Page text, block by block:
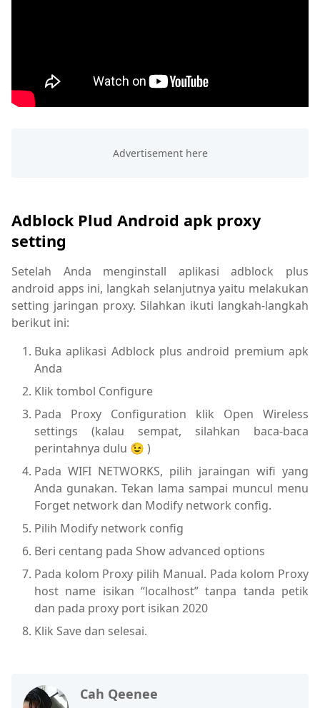
Adblock Plud Android apk proxy
setting
Setelah Anda menginstall aplikasi adblock plus
android apps ini, langkah selanjutnya yaitu melakukan
setting jaringan proxy. Silahkan ikuti langkah-langkah
berikut ini:
Buka aplikasi Adblock plus android premium apk
Anda
Klik tombol Configure
Pada Proxy Configuration klik Open Wireless
settings (kalau sempat, silahkan baca-baca
perintahnya dulu 😉 )
Pada WIFI NETWORKS, pilih jaraingan wifi yang
Anda gunakan. Tekan lama sampai muncul menu
Forget network dan Modify network config.
Pilih Modify network config
Beri centang pada Show advanced options
Pada kolom Proxy pilih Manual. Pada kolom Proxy
host name isikan “localhost” tanpa tanda petik
dan pada proxy port isikan 2020
Klik Save dan selesai.
Cah Qeenee